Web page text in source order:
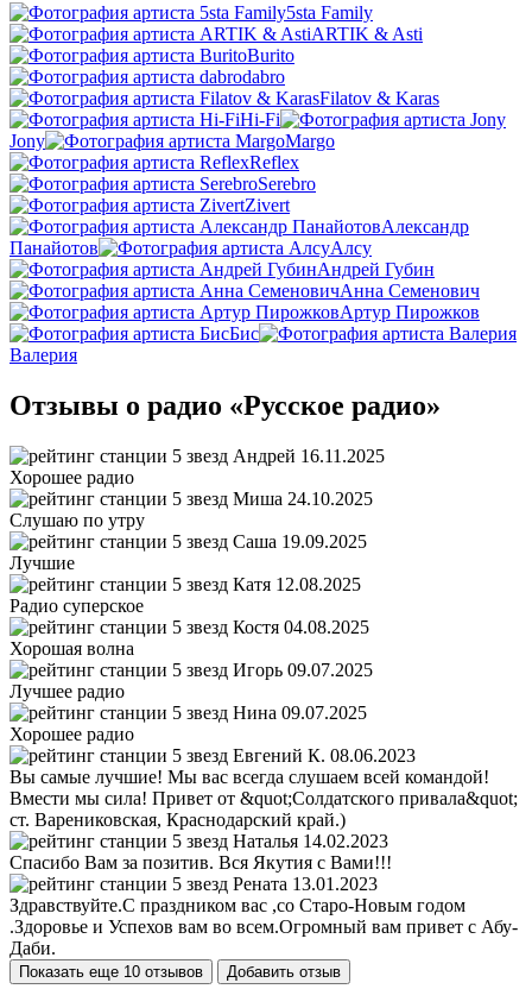
5sta Family
ARTIK & Asti
Burito
dabro
Filatov & Karas
Hi-Fi
Jony
Margo
Reflex
Serebro
Zivert
Александр
Панайотов
Алсу
Андрей Губин
Анна Семенович
Артур Пирожков
Бис
Валерия
Отзывы о радио «Русское радио»
Андрей 16.11.2025
Хорошее радио
Миша 24.10.2025
Слушаю по утру
Саша 19.09.2025
Лучшие
Катя 12.08.2025
Радио суперское
Костя 04.08.2025
Хорошая волна
Игорь 09.07.2025
Лучшее радио
Нина 09.07.2025
Хорошее радио
Евгений К. 08.06.2023
Вы самые лучшие! Мы вас всегда слушаем всей командой!
Вмести мы сила! Привет от &quot;Солдатского привала&quot;
ст. Варениковская, Краснодарский край.)
Наталья 14.02.2023
Спасибо Вам за позитив. Вся Якутия с Вами!!!
Рената 13.01.2023
Здравствуйте.С праздником вас ,со Старо-Новым годом
.Здоровье и Успехов вам во всем.Огромный вам привет с Абу-
Даби.
Показать еще 10 отзывов Добавить отзыв